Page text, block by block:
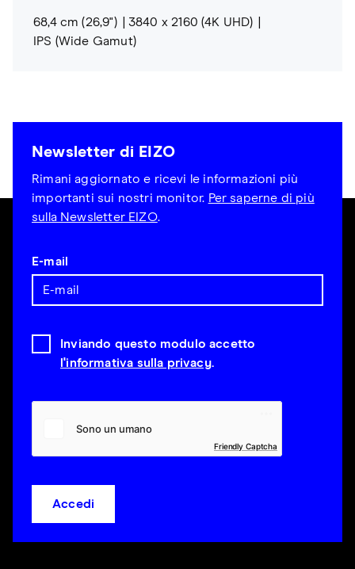
68,4 cm (26,9")
3840 x 2160 (4K UHD)
IPS (Wide Gamut)
Newsletter di EIZO
Rimani aggiornato e ricevi le informazioni più
importanti sui nostri monitor. Per saperne di più
sulla Newsletter EIZO.
E-mail
Inviando questo modulo accetto
l'informativa sulla privacy.
Friendly Captcha
Accedi